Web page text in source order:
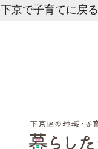
下京で子育てに戻る